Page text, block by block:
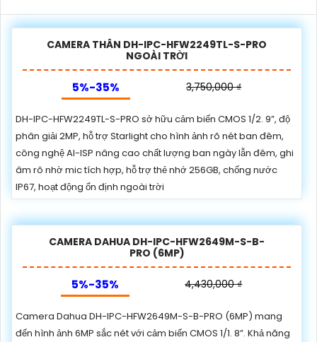
CAMERA THÂN DH-IPC-HFW2249TL-S-PRO
NGOÀI TRỜI
5%-35% 3,750,000 ₫
DH-IPC-HFW2249TL-S-PRO sở hữu cảm biến CMOS 1/2. 9”, độ
phân giải 2MP, hỗ trợ Starlight cho hình ảnh rõ nét ban đêm,
công nghệ AI-ISP nâng cao chất lượng ban ngày lẫn đêm, ghi
âm rõ nhờ mic tích hợp, hỗ trợ thẻ nhớ 256GB, chống nước
IP67, hoạt động ổn định ngoài trời
CAMERA DAHUA DH-IPC-HFW2649M-S-B-
PRO (6MP)
5%-35% 4,430,000 ₫
Camera Dahua DH-IPC-HFW2649M-S-B-PRO (6MP) mang
đến hình ảnh 6MP sắc nét với cảm biến CMOS 1/1. 8”. Khả năng